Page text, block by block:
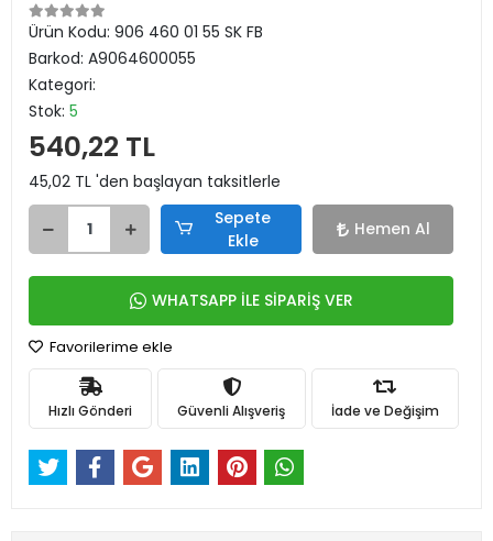
Ürün Kodu: 906 460 01 55 SK FB
Barkod: A9064600055
Kategori:
Stok: 5
540,22 TL
45,02 TL 'den başlayan taksitlerle
Sepete
Ekle
Hemen Al
WHATSAPP İLE SİPARİŞ VER
Favorilerime ekle
Hızlı Gönderi Güvenli Alışveriş İade ve Değişim